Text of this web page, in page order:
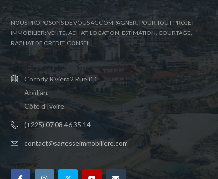
NOUS PROPOSONS DE VOUS ACCOMPAGNER, POUR TOUT PROJET
IMMOBILIER: VENTE, ACHAT, LOCATION, ESTIMATION, COURTAGE,
RACHAT DE CREDIT, CONSEIL.
Cocody Riviéra2,Rue i11
Abidjan,
Côte d'Ivoire
(+225) 07 08 46 35 14
contact@sagesseimmobiliere.com